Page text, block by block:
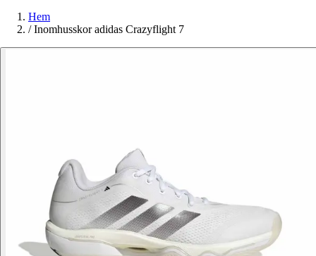
Hem
/ Inomhusskor adidas Crazyflight 7